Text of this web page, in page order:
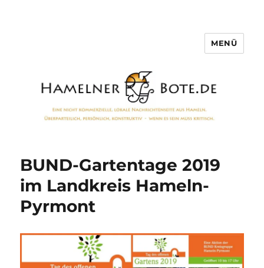
MENÜ
BUND-Gartentage 2019
im Landkreis Hameln-
Pyrmont